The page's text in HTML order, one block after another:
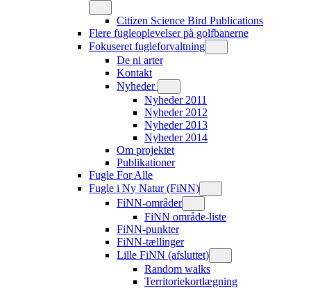
Citizen Science Bird Publications
Flere fugleoplevelser på golfbanerne
Fokuseret fugleforvaltning
De ni arter
Kontakt
Nyheder
Nyheder 2011
Nyheder 2012
Nyheder 2013
Nyheder 2014
Om projektet
Publikationer
Fugle For Alle
Fugle i Ny Natur (FiNN)
FiNN-områder
FiNN område-liste
FiNN-punkter
FiNN-tællinger
Lille FiNN (afsluttet)
Random walks
Territoriekortlægning